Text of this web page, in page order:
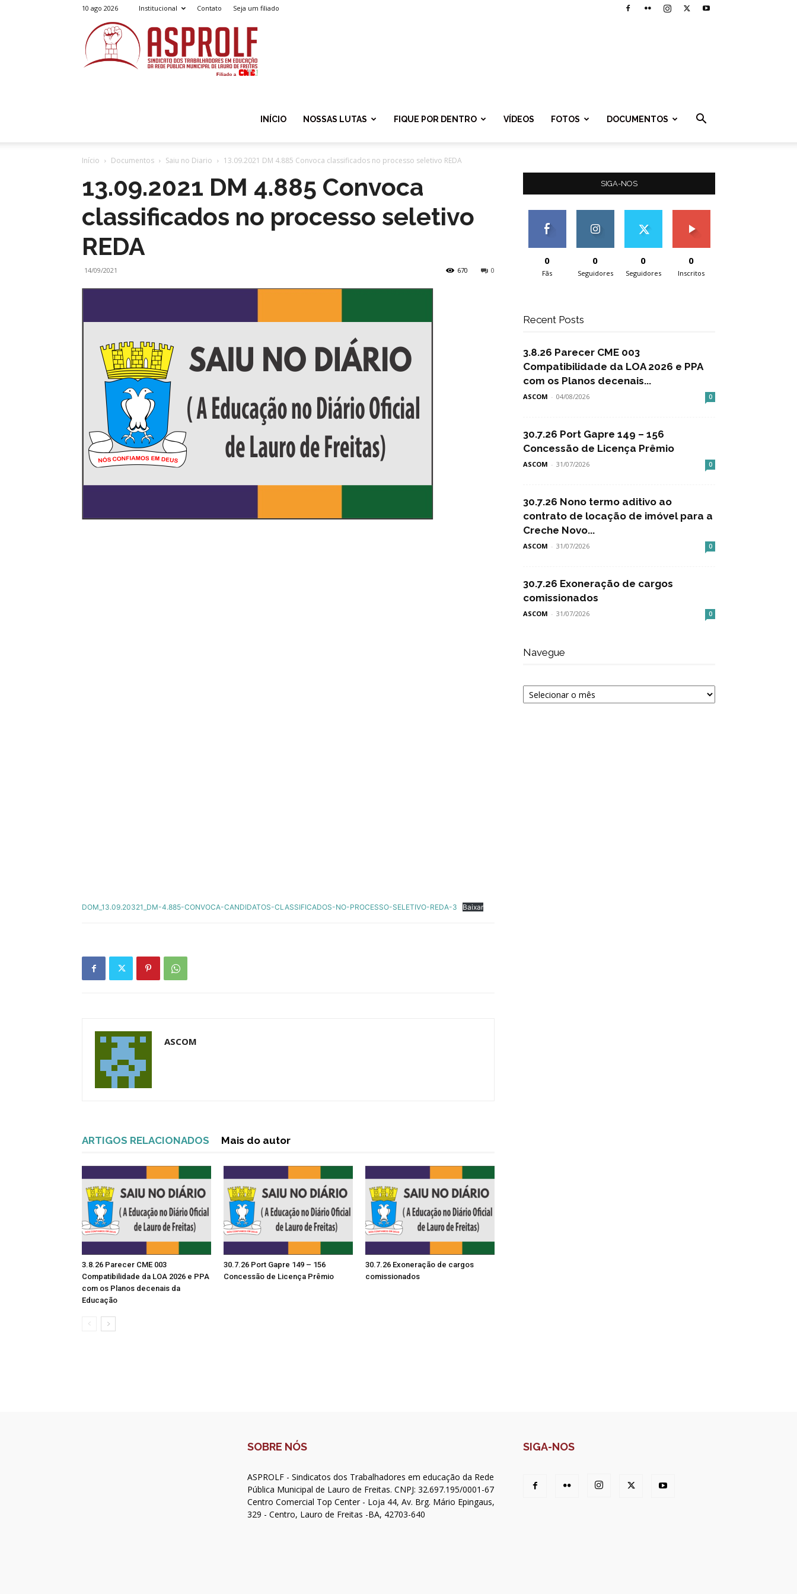
10 ago 2026 Institucional Contato Seja um filiado
INÍCIO NOSSAS LUTAS FIQUE POR DENTRO VÍDEOS FOTOS DOCUMENTOS
Início Documentos Saiu no Diario 13.09.2021 DM 4.885 Convoca classificados no processo seletivo REDA
13.09.2021 DM 4.885 Convoca
classificados no processo seletivo
REDA
14/09/2021 0
670
DOM_13.09.20321_DM-4.885-CONVOCA-CANDIDATOS-CLASSIFICADOS-NO-PROCESSO-SELETIVO-REDA-3 Baixar
ASCOM
ARTIGOS RELACIONADOS Mais do autor
3.8.26 Parecer CME 003
Compatibilidade da LOA 2026 e PPA
com os Planos decenais da
Educação
30.7.26 Port Gapre 149 – 156
Concessão de Licença Prêmio
30.7.26 Exoneração de cargos
comissionados
SIGA-NOS
0
Fãs
0
Seguidores
0
Seguidores
0
Inscritos
Recent Posts
3.8.26 Parecer CME 003
Compatibilidade da LOA 2026 e PPA
com os Planos decenais...
ASCOM - 04/08/2026 0
30.7.26 Port Gapre 149 – 156
Concessão de Licença Prêmio
ASCOM - 31/07/2026 0
30.7.26 Nono termo aditivo ao
contrato de locação de imóvel para a
Creche Novo...
ASCOM - 31/07/2026 0
30.7.26 Exoneração de cargos
comissionados
ASCOM - 31/07/2026 0
Navegue
Navegue
SOBRE NÓS
ASPROLF - Sindicatos dos Trabalhadores em educação da Rede
Pública Municipal de Lauro de Freitas. CNPJ: 32.697.195/0001-67
Centro Comercial Top Center - Loja 44, Av. Brg. Mário Epingaus,
329 - Centro, Lauro de Freitas -BA, 42703-640
SIGA-NOS